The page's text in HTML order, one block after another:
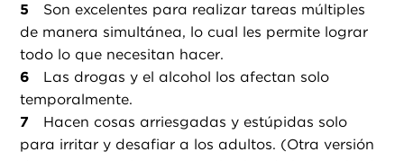
Son excelentes para realizar tareas múltiples
de manera simultánea, lo cual les permite lograr
todo lo que necesitan hacer.
Las drogas y el alcohol los afectan solo
temporalmente.
Hacen cosas arriesgadas y estúpidas solo
para irritar y desafiar a los adultos. (Otra versión